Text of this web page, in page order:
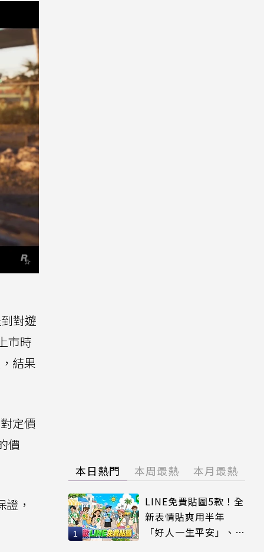
對遊
市時
結果
定價
價
，
本日熱門 本周最熱 本月最熱
LINE免費貼圖5款！全
新表情貼爽用半年
「好人一生平安」、